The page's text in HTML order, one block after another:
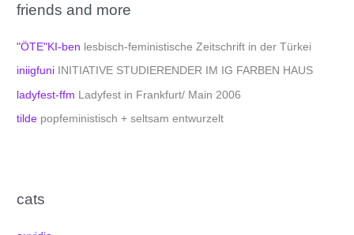
friends and more
"ÖTE"KI-ben lesbisch-feministische Zeitschrift in der Türkei
iniigfuni INITIATIVE STUDIERENDER IM IG FARBEN HAUS
ladyfest-ffm Ladyfest in Frankfurt/ Main 2006
tilde popfeministisch + seltsam entwurzelt
cats